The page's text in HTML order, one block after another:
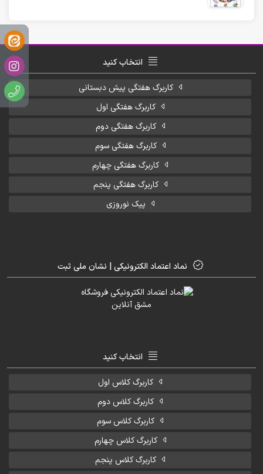
انتخاب کنید
کاربرگ هفتگی پیش دبستانی
کاربرگ هفتگی اول
کاربرگ هفتگی دوم
کاربرگ هفتگی سوم
کاربرگ هفتگی چهارم
کاربرگ هفتگی پنجم
پیک نوروزی
نماد اعتماد الکترونیکی | نشان ملی ثبت
انتخاب کنید
کاربرگ کلاس اول
کاربرگ کلاس دوم
کاربرگ کلاس سوم
کاربرگ کلاس چهارم
کاربرگ کلاس پنجم